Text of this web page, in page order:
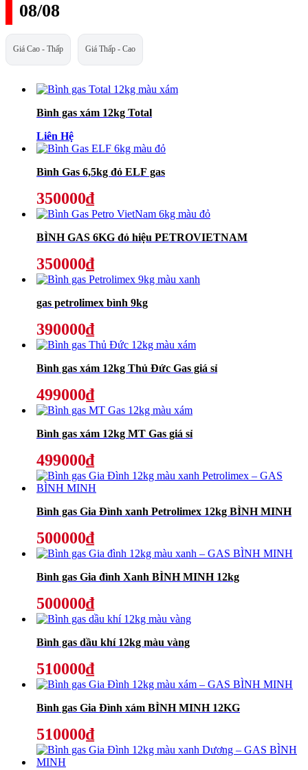
08/08
Giá Cao - Thấp Giá Thấp - Cao
Bình gas xám 12kg Total
Liên Hệ
Bình Gas 6,5kg đỏ ELF gas
350000₫
BÌNH GAS 6KG đỏ hiệu PETROVIETNAM
350000₫
gas petrolimex bình 9kg
390000₫
Bình gas xám 12kg Thủ Đức Gas giá sỉ
499000₫
Bình gas xám 12kg MT Gas giá sỉ
499000₫
Bình gas Gia Đình xanh Petrolimex 12kg BÌNH MINH
500000₫
Bình gas Gia đình Xanh BÌNH MINH 12kg
500000₫
Bình gas dầu khí 12kg màu vàng
510000₫
Bình gas Gia Đình xám BÌNH MINH 12KG
510000₫